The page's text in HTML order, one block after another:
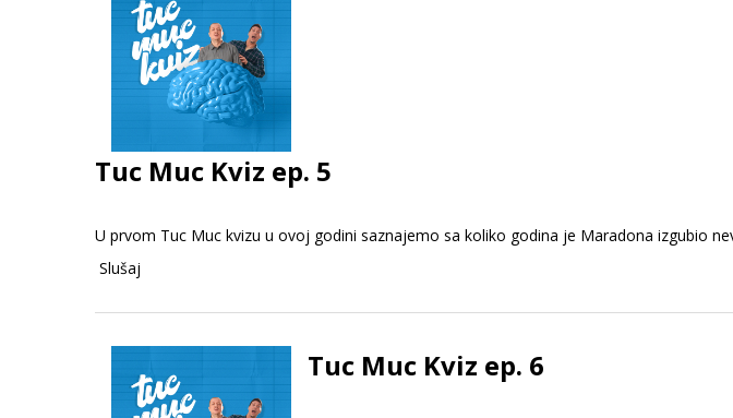
Tuc Muc Kviz ep. 5
U prvom Tuc Muc kvizu u ovoj godini saznajemo sa koliko godina je Maradona izgubio
Slušaj
Tuc Muc Kviz ep. 6